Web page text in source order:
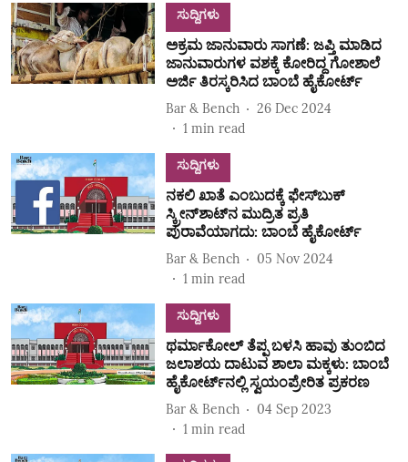
ಸುದ್ದಿಗಳು
ಅಕ್ರಮ ಜಾನುವಾರು ಸಾಗಣೆ: ಜಪ್ತಿ ಮಾಡಿದ
ಜಾನುವಾರುಗಳ ವಶಕ್ಕೆ ಕೋರಿದ್ದ ಗೋಶಾಲೆ
ಅರ್ಜಿ ತಿರಸ್ಕರಿಸಿದ ಬಾಂಬೆ ಹೈಕೋರ್ಟ್‌
Bar & Bench
26 Dec 2024
1 min read
ಸುದ್ದಿಗಳು
ನಕಲಿ ಖಾತೆ ಎಂಬುದಕ್ಕೆ ಫೇಸ್‌ಬುಕ್‌
ಸ್ಕ್ರೀನ್‌ಶಾಟ್‌ನ ಮುದ್ರಿತ ಪ್ರತಿ
ಪುರಾವೆಯಾಗದು: ಬಾಂಬೆ ಹೈಕೋರ್ಟ್
Bar & Bench
05 Nov 2024
1 min read
ಸುದ್ದಿಗಳು
ಥರ್ಮಾಕೋಲ್ ತೆಪ್ಪ ಬಳಸಿ ಹಾವು ತುಂಬಿದ
ಜಲಾಶಯ ದಾಟುವ ಶಾಲಾ ಮಕ್ಕಳು: ಬಾಂಬೆ
ಹೈಕೋರ್ಟ್‌ನಲ್ಲಿ ಸ್ವಯಂಪ್ರೇರಿತ ಪ್ರಕರಣ
Bar & Bench
04 Sep 2023
1 min read